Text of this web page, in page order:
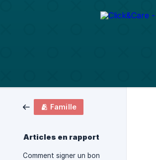
🫂 Famille
Articles en rapport
Comment signer un bon